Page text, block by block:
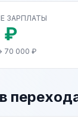
ЗАРПЛАТЫ
₽
70 000 ₽